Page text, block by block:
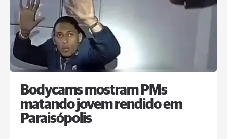
Bodycams mostram PMs
matando jovem rendido em
Paraisópolis